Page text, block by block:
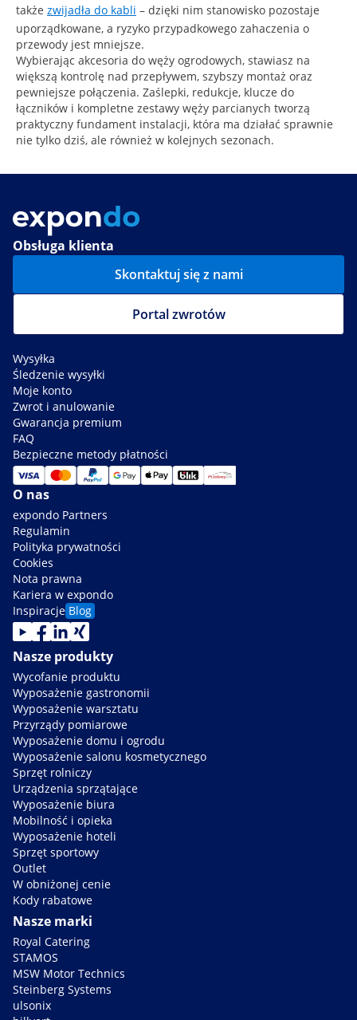
także zwijadła do kabli – dzięki nim stanowisko pozostaje
uporządkowane, a ryzyko przypadkowego zahaczenia o
przewody jest mniejsze.
Wybierając akcesoria do węży ogrodowych, stawiasz na
większą kontrolę nad przepływem, szybszy montaż oraz
pewniejsze połączenia. Zaślepki, redukcje, klucze do
łączników i kompletne zestawy węży parcianych tworzą
praktyczny fundament instalacji, która ma działać sprawnie
nie tylko dziś, ale również w kolejnych sezonach.
Obsługa klienta
Skontaktuj się z nami
Portal zwrotów
Wysyłka
Śledzenie wysyłki
Moje konto
Zwrot i anulowanie
Gwarancja premium
FAQ
Bezpieczne metody płatności
O nas
expondo Partners
Regulamin
Polityka prywatności
Cookies
Nota prawna
Kariera w expondo
Inspiracje Blog
Nasze produkty
Wycofanie produktu
Wyposażenie gastronomii
Wyposażenie warsztatu
Przyrządy pomiarowe
Wyposażenie domu i ogrodu
Wyposażenie salonu kosmetycznego
Sprzęt rolniczy
Urządzenia sprzątające
Wyposażenie biura
Mobilność i opieka
Wyposażenie hoteli
Sprzęt sportowy
Outlet
W obniżonej cenie
Kody rabatowe
Nasze marki
Royal Catering
STAMOS
MSW Motor Technics
Steinberg Systems
ulsonix